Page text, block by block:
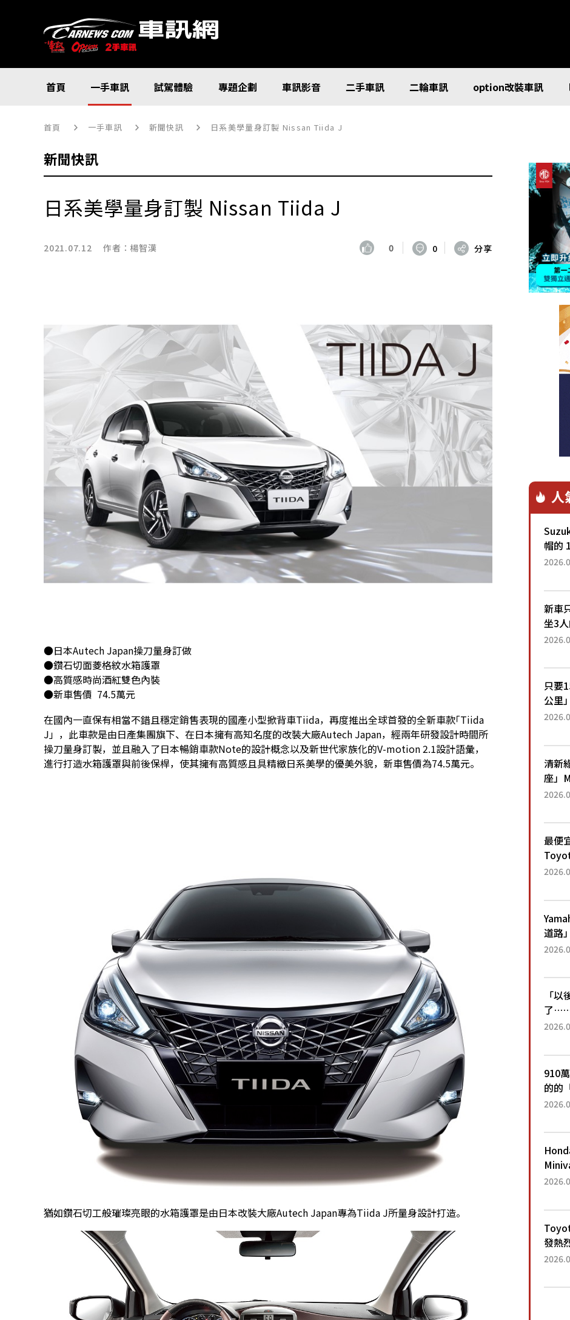
首頁 一手車訊 試駕體驗 專題企劃 車訊影音 二手車訊 二輪車訊 option改裝車訊
首頁 一手車訊 新聞快訊 日系美學量身訂製 Nissan Tiida J
新聞快訊
日系美學量身訂製 Nissan Tiida J
2021.07.12 作者：楊智漢 0 0 分享
●日本Autech Japan操刀量身訂做
●鑽石切面菱格紋水箱護罩
●高質感時尚酒紅雙色內裝
●新車售價 74.5萬元
在國內一直保有相當不錯且穩定銷售表現的國產小型掀背車Tiida，再度推出全球首發的全新車款｢Tiida
J」，此車款是由日產集團旗下、在日本擁有高知名度的改裝大廠Autech Japan，經兩年研發設計時間所
操刀量身訂製，並且融入了日本暢銷車款Note的設計概念以及新世代家族化的V-motion 2.1設計語彙，
進行打造水箱護罩與前後保桿，使其擁有高質感且具精緻日系美學的優美外貌，新車售價為74.5萬元。
猶如鑽石切工般璀璨亮眼的水箱護罩是由日本改裝大廠Autech Japan專為Tiida J所量身設計打造。
人
帽的
矚目
已陸
「B...
新車
坐3
大賣
日圓
朋友
只要
公里
圓的
為何
清新
座」
用全
還推
人座
最便
注！
眼！
水準
「...
道路
搭載
高階
相同
「
了……
「超
100
太棒
910
的的
厲害
運動
備專
「真
公里
舒適
發熱
下訂
後竟